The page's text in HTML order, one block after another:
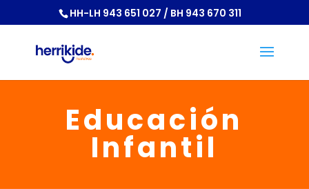
HH-LH 943 651 027 / BH 943 670 311
Educación
Infantil